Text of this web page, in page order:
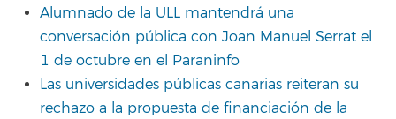
Alumnado de la ULL mantendrá una
conversación pública con Joan Manuel Serrat el
1 de octubre en el Paraninfo
Las universidades públicas canarias reiteran su
rechazo a la propuesta de financiación de la